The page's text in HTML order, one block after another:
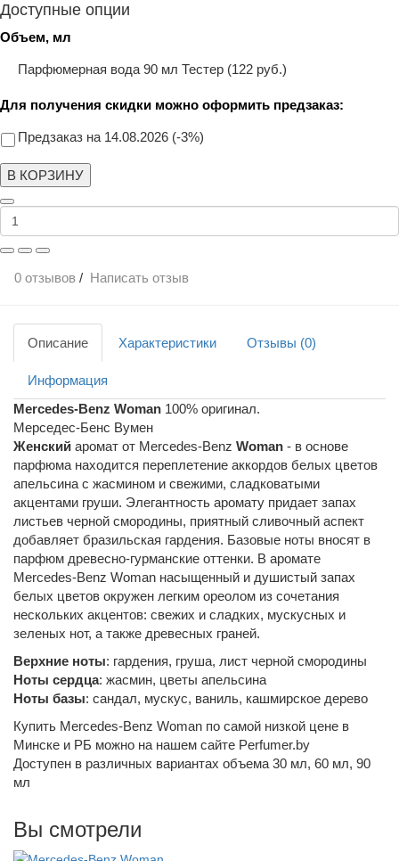
Доступные опции
Объем, мл
Парфюмерная вода 90 мл Тестер (122 руб.)
Для получения скидки можно оформить предзаказ:
Предзаказ на 14.08.2026 (-3%)
В КОРЗИНУ
0 отзывов / Написать отзыв
Описание Характеристики Отзывы (0)
Информация
Mercedes-Benz Woman 100% оригинал.
Мерседес-Бенс Вумен
Женский аромат от Mercedes-Benz Woman - в основе
парфюма находится переплетение аккордов белых цветов
апельсина с жасмином и свежими, сладковатыми
акцентами груши. Элегантность аромату придает запах
листьев черной смородины, приятный сливочный аспект
добавляет бразильская гардения. Базовые ноты вносят в
парфюм древесно-гурманские оттенки. В аромате
Mercedes-Benz Woman насыщенный и душистый запах
белых цветов окружен легким ореолом из сочетания
нескольких акцентов: свежих и сладких, мускусных и
зеленых нот, а также древесных граней.
Верхние ноты: гардения, груша, лист черной смородины
Ноты сердца: жасмин, цветы апельсина
Ноты базы: сандал, мускус, ваниль, кашмирское дерево
Купить Mercedes-Benz Woman по самой низкой цене в
Минске и РБ можно на нашем сайте Perfumer.by
Доступен в различных вариантах объема 30 мл, 60 мл, 90
мл
Вы смотрели